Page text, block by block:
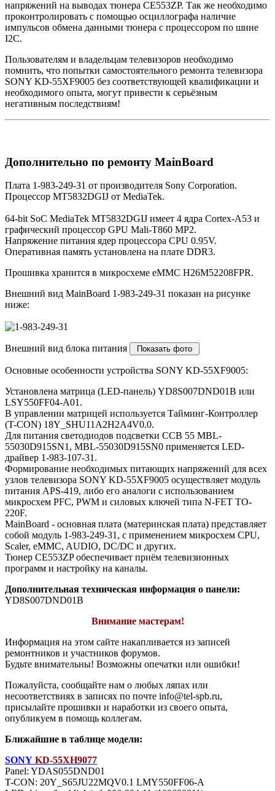
напряжений на выводах тюнера CE553ZP. Так же необходимо
проконтролировать с помощью осциллографа наличие
импульсов обмена данными тюнера с процессором по шине
I2C.
Пользователям и владельцам телевизоров необходимо
помнить, что попытки самостоятельного ремонта телевизора
SONY KD-55XF9005 без соответствующей квалификации и
необходимого опыта, могут привести к серьёзным
негативным последствиям!
Дополнительно по ремонту MainBoard
Плата 1-983-249-31 от производителя Sony Corporation.
Процессор MT5832DGIJ от MediaTek.
64-bit SoC MediaTek MT5832DGIJ имеет 4 ядра Cortex-A53 и
графический процессор GPU Mali-T860 MP2.
Напряжение питания ядер процессора CPU 0.95V.
Оперативная память установлена на плате DDR3.
Прошивка хранится в микросхеме eMMC H26M52208FPR.
Внешний вид MainBoard 1-983-249-31 показан на рисунке
ниже:
Внешний вид блока питания
Основные особенности устройства SONY KD-55XF9005:
Установлена матрица (LED-панель) YD8S007DND01B или
LSY550FF04-A01.
В управлении матрицей используется Тайминг-Контроллер
(T-CON) 18Y_SHU11A2H2A4V0.0.
Для питания светодиодов подсветки CCB 55 MBL-
55030D915SN1, MBL-55030D915SN0 применяется LED-
драйвер 1-983-107-31.
Формирование необходимых питающих напряжений для всех
узлов телевизора SONY KD-55XF9005 осуществляет модуль
питания APS-419, либо его аналоги c использованием
микросхем PFC, PWM и силовых ключей типа N-FET TO-
220F.
MainBoard - основная плата (материнская плата) представляет
собой модуль 1-983-249-31, с применением микросхем CPU,
Scaler, eMMC, AUDIO, DC/DC и других.
Тюнер CE553ZP обеспечивает приём телевизионных
программ и настройку на каналы.
Дополнительная техническая информация о панели:
YD8S007DND01B
Внимание мастерам!
Информация на этом сайте накапливается из записей
ремонтников и участников форумов.
Будьте внимательны! Возможны опечатки или ошибки!
Пожалуйста, сообщайте нам о любых ляпах или
несоответствиях в записях по почте info@tel-spb.ru,
присылайте прошивки и наработки из своего опыта,
опубликуем в помощь коллегам.
Ближайшие в таблице модели:
SONY KD-55XH9077
Panel: YDAS055DND01
T-CON: 20Y_S65JU22MQV0.1 LMY550FF06-A